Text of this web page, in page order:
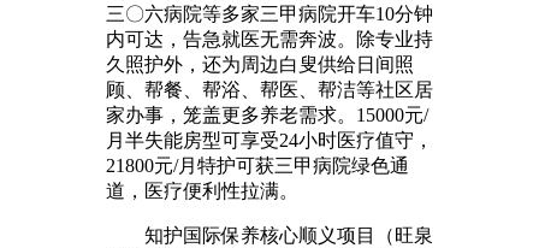
三〇六病院等多家三甲病院开车10分钟
内可达，告急就医无需奔波。除专业持
久照护外，还为周边白叟供给日间照
顾、帮餐、帮浴、帮医、帮洁等社区居
家办事，笼盖更多养老需求。15000元/
月半失能房型可享受24小时医疗值守，
21800元/月特护可获三甲病院绿色通
道，医疗便利性拉满。
知护国际保养核心顺义项目（旺泉